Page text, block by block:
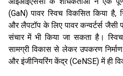
(GaN) पावर स्विच विकसित किया है,
और लैपटॉप के लिए पावर कन्वर्टर्स
संचार में भी किया जा सकता है। स्विच
सामग्री विकास से लेकर उपकरण
और इंजीनियरिंग केंद्र (CeNSE) में ही